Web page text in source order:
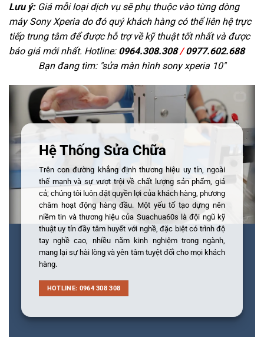
Lưu ý:Giá mỗi loại dịch vụ sẽ phụ thuộc vào từng dòng
máy Sony Xperia do đó quý khách hàng có thể liên hệ trực
tiếp trung tâm để được hỗ trợ về kỹ thuật tốt nhất và được
báo giá mới nhất. Hotline: 0964.308.308/0977.602.688
Bạn đang tìm: "sửa màn hình sony xperia 10"
Hệ Thống Sửa Chữa
Trên con đường khẳng định thương hiệu uy tín, ngoài
thế mạnh và sự vượt trội về chất lượng sản phẩm, giá
cả; chúng tôi luôn đặt quyền lợi của khách hàng, phương
châm hoạt động hàng đầu. Một yếu tố tạo dựng nên
niềm tin và thương hiệu của Suachua60s là đội ngũ kỹ
thuật uy tín đầy tâm huyết với nghề, đặc biệt có trình độ
tay nghề cao, nhiều năm kinh nghiệm trong ngành,
mang lại sự hài lòng và yên tâm tuyệt đối cho mọi khách
hàng.
HOTLINE: 0964 308 308